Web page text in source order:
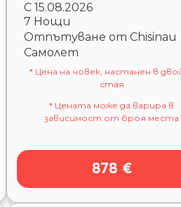
С 15.08.2026
7 Нощи
Отпътуване от Chisinau
Самолет
* Цена на човек, настанен в
стая
* Цената може да варира в
зависимост от броя места
878 €